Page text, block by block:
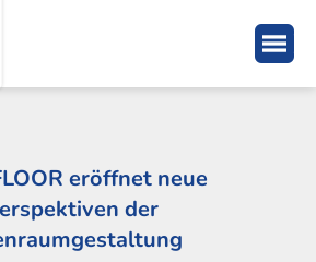
eröffnet neue
der